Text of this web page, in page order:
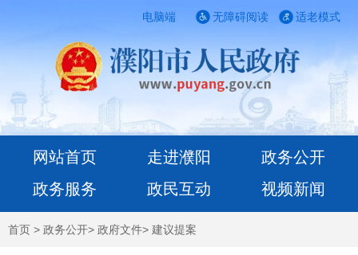
电脑端 适老模式
无障碍阅读
网站首页 走进濮阳
政务公开
政务服务
政民互动 视频新闻
首页 > 政务公开> 政府文件> 建议提案